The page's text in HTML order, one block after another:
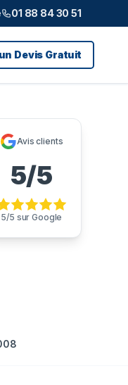
01 88 84 30 51
Devis Gratuit
Avis clients
5/5
5/5 sur Google